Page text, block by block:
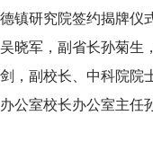
镇研究院签约揭牌仪
晓军，副省长孙菊生，
，副校长、中科院院
公室校长办公室主任